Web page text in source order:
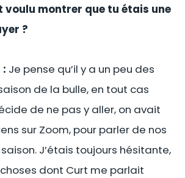
voulu montrer que tu étais une
?
Je pense qu’il y a un peu des
de la bulle, en tout cas
de ne pas y aller, on avait
sur Zoom, pour parler de nos
J’étais toujours hésitante,
dont Curt me parlait